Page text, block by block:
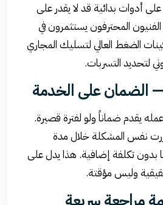
أدوات بدائية قد لا يقدر على
المحترفون يستثمرون في
الضغط العالي لتسليك المجاري
لتحديد التسربات.
— الضمان على الخدمة
يقدم ضماناً ولو لفترة قصيرة.
نفس المشكلة خلال مدة
بدون تكلفة إضافية. هذا يدل على
وليس مؤقتة.
مراجعة سريعة